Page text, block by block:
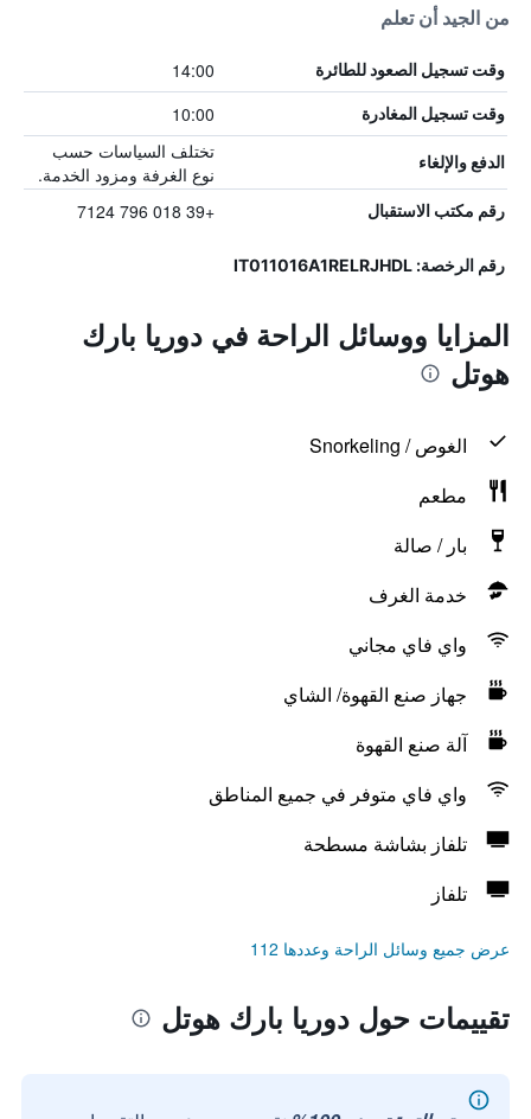
من الجيد أن تعلم
وقت تسجيل الصعود للطائرة 14:00
وقت تسجيل المغادرة 10:00
الدفع والإلغاء
تختلف السياسات حسب
نوع الغرفة ومزود الخدمة.
رقم مكتب الاستقبال +39 018 796 7124
رقم الرخصة: IT011016A1RELRJHDL
المزايا ووسائل الراحة في دوريا بارك
هوتل
الغوص / Snorkeling
مطعم
بار / صالة
خدمة الغرف
واي فاي مجاني
جهاز صنع القهوة/ الشاي
آلة صنع القهوة
واي فاي متوفر في جميع المناطق
تلفاز بشاشة مسطحة
تلفاز
عرض جميع وسائل الراحة وعددها 112
تقييمات حول دوريا بارك هوتل